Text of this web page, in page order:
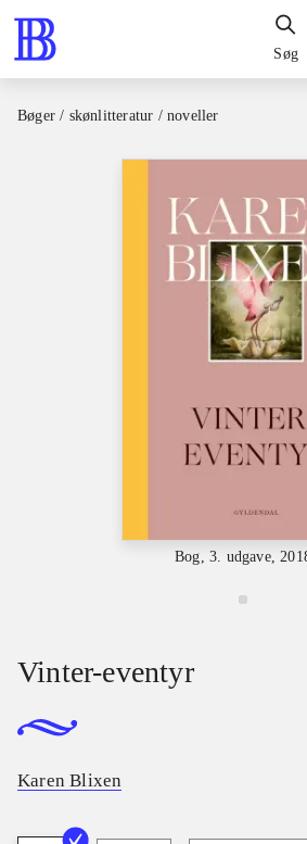
Søg
Bøger / skønlitteratur / noveller
Bog, 3. udgave,
Vinter-eventyr
Karen Blixen